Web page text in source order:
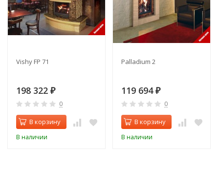
Vishy FP 71
198 322 ₽
0
В корзину
В наличии
Palladium 2
119 694 ₽
0
В корзину
В наличии